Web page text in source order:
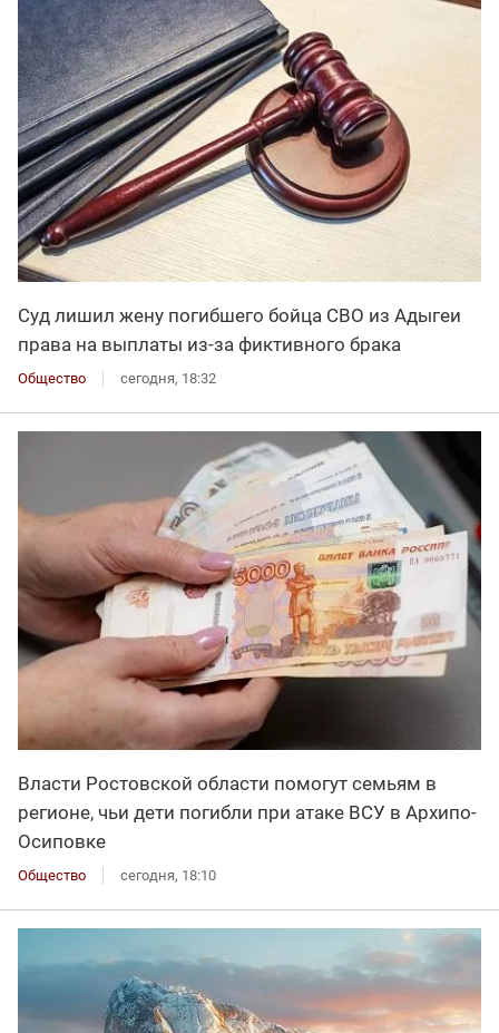
Суд лишил жену погибшего бойца СВО из Адыгеи
права на выплаты из-за фиктивного брака
Общество сегодня, 18:32
Власти Ростовской области помогут семьям в
регионе, чьи дети погибли при атаке ВСУ в Архипо-
Осиповке
Общество сегодня, 18:10